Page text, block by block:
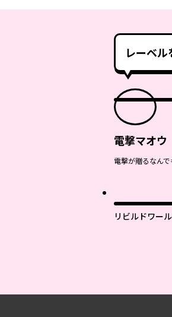
レーベル
電撃マオウ
電撃が贈るなん
リビルドワー